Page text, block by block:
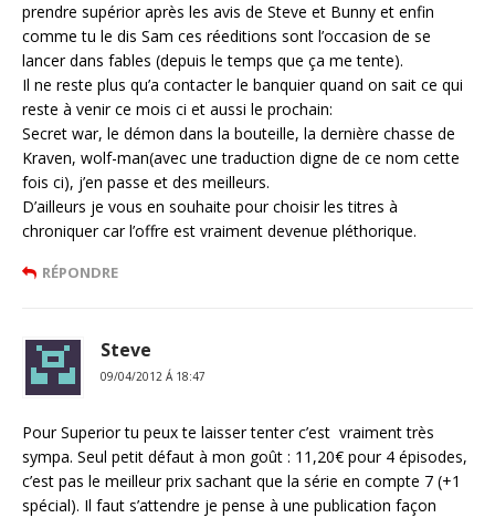
prendre supérior après les avis de Steve et Bunny et enfin
comme tu le dis Sam ces réeditions sont l’occasion de se
lancer dans fables (depuis le temps que ça me tente).
Il ne reste plus qu’a contacter le banquier quand on sait ce qui
reste à venir ce mois ci et aussi le prochain:
Secret war, le démon dans la bouteille, la dernière chasse de
Kraven, wolf-man(avec une traduction digne de ce nom cette
fois ci), j’en passe et des meilleurs.
D’ailleurs je vous en souhaite pour choisir les titres à
chroniquer car l’offre est vraiment devenue pléthorique.
RÉPONDRE
Steve
09/04/2012 Á 18:47
Pour Superior tu peux te laisser tenter c’est vraiment très
sympa. Seul petit défaut à mon goût : 11,20€ pour 4 épisodes,
c’est pas le meilleur prix sachant que la série en compte 7 (+1
spécial). Il faut s’attendre je pense à une publication façon